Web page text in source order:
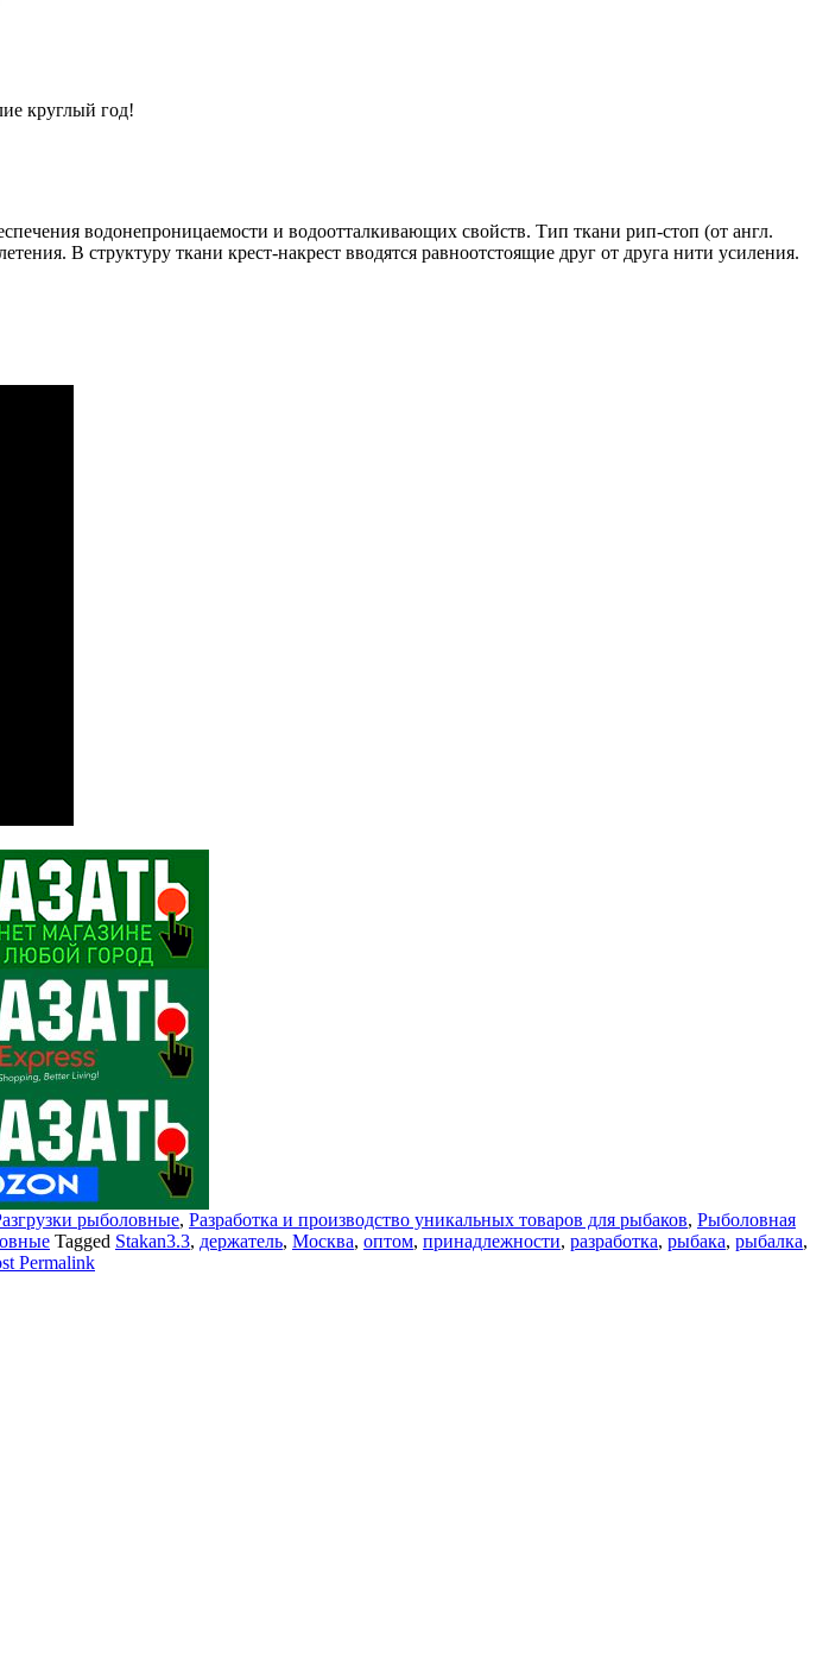
круглый год!
водонепроницаемости и водоотталкивающих свойств. Тип ткани рип-стоп (от англ.
В структуру ткани крест-накрест вводятся равноотстоящие друг от друга нити усиления.
рыболовные, Разработка и производство уникальных товаров для рыбаков, Рыболовная
Tagged Stakan3.3, держатель, Москва, оптом, принадлежности, разработка, рыбака, рыбалка,
Permalink